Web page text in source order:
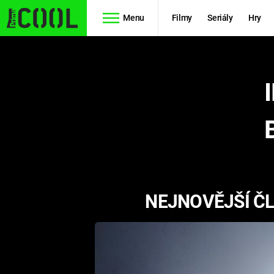
Menu Filmy Seriály Hry
PREDÁTOR
NEJNOVĚJŠÍ